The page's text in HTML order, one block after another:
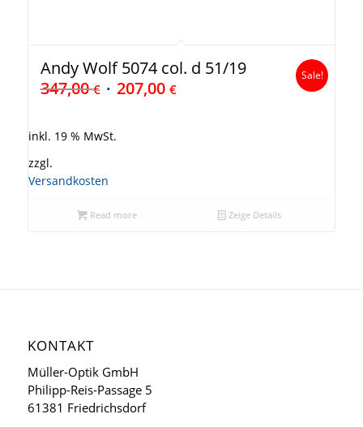
Andy Wolf 5074 col. d 51/19
347,00€ 207,00 €
Sale!
inkl. 19 % MwSt.
zzgl.
Versandkosten
Read more Zeige Details
KONTAKT
Müller-Optik GmbH
Philipp-Reis-Passage 5
61381 Friedrichsdorf